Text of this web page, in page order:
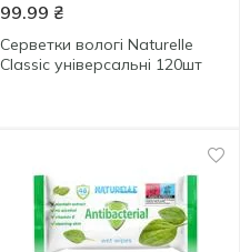
99.99 ₴
Серветки вологі Naturelle
Classic універсальні 120шт